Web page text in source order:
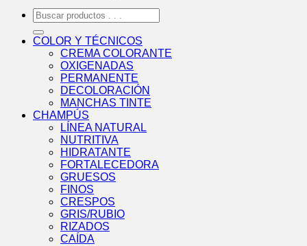
Buscar
por:
COLOR Y TÉCNICOS
CREMA COLORANTE
OXIGENADAS
PERMANENTE
DECOLORACIÓN
MANCHAS TINTE
CHAMPÚS
LÍNEA NATURAL
NUTRITIVA
HIDRATANTE
FORTALECEDORA
GRUESOS
FINOS
CRESPOS
GRIS/RUBIO
RIZADOS
CAÍDA